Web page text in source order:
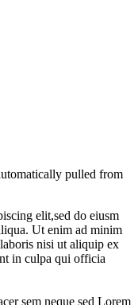
pulled from
elit,sed do eiusm
Ut enim ad minim
nisi ut aliquip ex
in culpa qui officia
sem neque sed Lorem